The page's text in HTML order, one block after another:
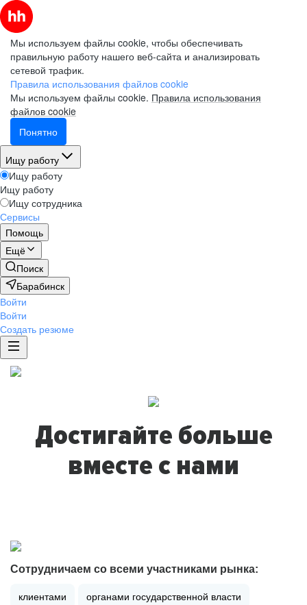
Мы используем файлы cookie, чтобы обеспечивать
правильную работу нашего веб-сайта и анализировать
сетевой трафик.
Правила использования файлов cookie
Мы используем файлы cookie. Правила использования
файлов cookie
Понятно
Ищу работу
Ищу работу
Ищу работу
Ищу сотрудника
Сервисы
Помощь
Ещё
Поиск
Барабинск
Войти
Войти
Создать резюме
Достигайте больше
вместе с нами
Сотрудничаем со всеми участниками рынка:
клиентами органами государственной власти